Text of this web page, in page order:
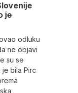
je
odluku
ne objavi
su se
bila Pirc